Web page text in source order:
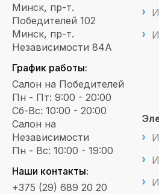
Минск, пр-т.
Победителей 102
Минск, пр-т.
Независимости 84А
График работы:
Салон на Победителей
Пн - Пт: 9:00 - 20:00
Сб-Вс: 10:00 - 20:00
Салон на
Независимости
Пн - Вс: 10:00 - 19:00
Наши контакты:
+375 (29) 689 20 20